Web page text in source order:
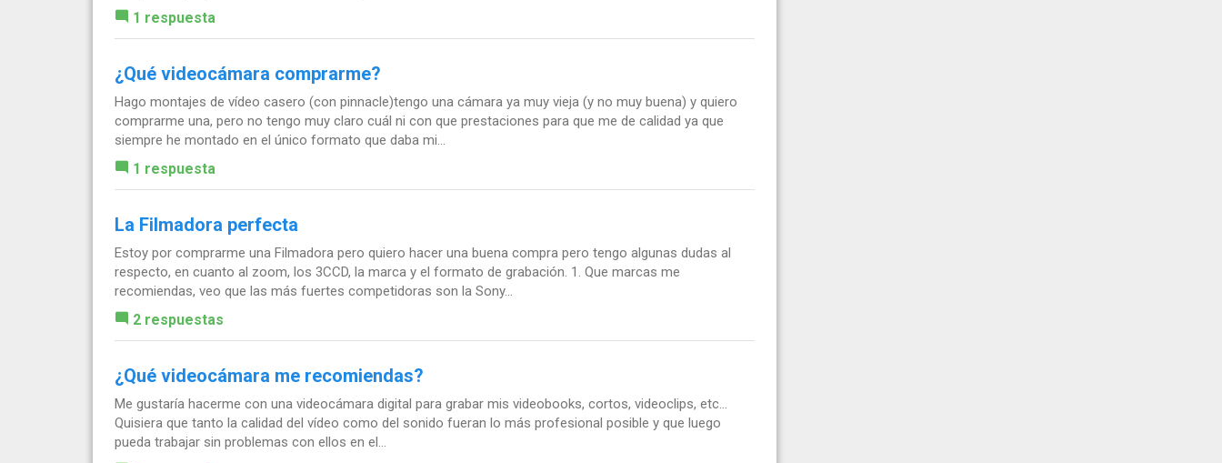
1 respuesta
¿Qué videocámara comprarme?
Hago montajes de vídeo casero (con pinnacle)tengo una cámara ya muy vieja (y no muy buena) y quiero
comprarme una, pero no tengo muy claro cuál ni con que prestaciones para que me de calidad ya que
siempre he montado en el único formato que daba mi...
1 respuesta
La Filmadora perfecta
Estoy por comprarme una Filmadora pero quiero hacer una buena compra pero tengo algunas dudas al
respecto, en cuanto al zoom, los 3CCD, la marca y el formato de grabación. 1. Que marcas me
recomiendas, veo que las más fuertes competidoras son la Sony...
2 respuestas
¿Qué videocámara me recomiendas?
Me gustaría hacerme con una videocámara digital para grabar mis videobooks, cortos, videoclips, etc...
Quisiera que tanto la calidad del vídeo como del sonido fueran lo más profesional posible y que luego
pueda trabajar sin problemas con ellos en el...